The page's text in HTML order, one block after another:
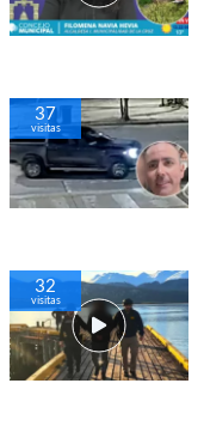
37
visitas
32
visitas